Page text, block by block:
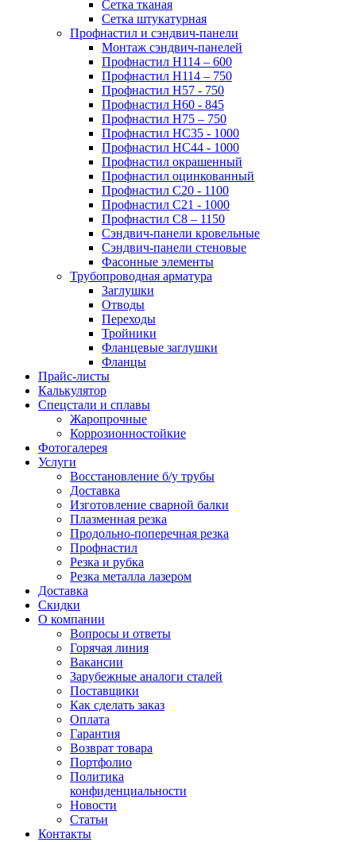
Сетка тканая
Сетка штукатурная
Профнастил и сэндвич-панели
Монтаж сэндвич-панелей
Профнастил Н114 – 600
Профнастил Н114 – 750
Профнастил Н57 - 750
Профнастил Н60 - 845
Профнастил Н75 – 750
Профнастил НС35 - 1000
Профнастил НС44 - 1000
Профнастил окрашенный
Профнастил оцинкованный
Профнастил С20 - 1100
Профнастил С21 - 1000
Профнастил С8 – 1150
Сэндвич-панели кровельные
Сэндвич-панели стеновые
Фасонные элементы
Трубопроводная арматура
Заглушки
Отводы
Переходы
Тройники
Фланцевые заглушки
Фланцы
Прайс-листы
Калькулятор
Спецстали и сплавы
Жаропрочные
Коррозионностойкие
Фотогалерея
Услуги
Восстановление б/у трубы
Доставка
Изготовление сварной балки
Плазменная резка
Продольно-поперечная резка
Профнастил
Резка и рубка
Резка металла лазером
Доставка
Скидки
О компании
Вопросы и ответы
Горячая линия
Вакансии
Зарубежные аналоги сталей
Поставщики
Как сделать заказ
Оплата
Гарантия
Возврат товара
Портфолио
Политика
конфиденциальности
Новости
Статьи
Контакты